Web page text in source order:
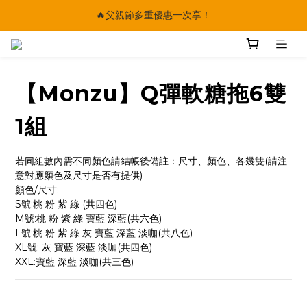
🔥父親節多重優惠一次享！
🔥父親節多重優惠一次享！
🔥父親節多重優惠一次享！
【Monzu】Q彈軟糖拖6雙
1組
若同組數內需不同顏色請結帳後備註：尺寸、顏色、各幾雙(請注
意對應顏色及尺寸是否有提供)
顏色/尺寸:
S號:桃 粉 紫 綠 (共四色)
M號:桃 粉 紫 綠 寶藍 深藍(共六色)
L號:桃 粉 紫 綠 灰 寶藍 深藍 淡咖(共八色)
XL號: 灰 寶藍 深藍 淡咖(共四色)
XXL:寶藍 深藍 淡咖(共三色)